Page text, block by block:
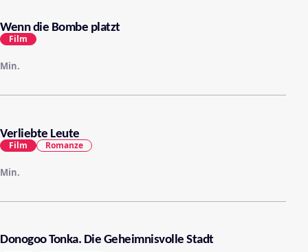
Wenn die Bombe platzt
Min.
Film
Verliebte Leute
Min.
Film Romanze
Donogoo Tonka. Die Geheimnisvolle Stadt